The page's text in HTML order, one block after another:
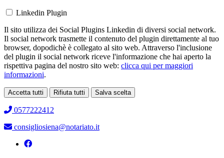
Linkedin Plugin
Il sito utilizza dei Social Plugins Linkedin di diversi social network.
Il social network trasmette il contenuto del plugin direttamente al tuo
browser, dopodichè è collegato al sito web. Attraverso l'inclusione
del plugin il social network riceve l'informazione che hai aperto la
rispettiva pagina del nostro sito web: clicca qui per maggiori
informazioni.
Accetta tutti Rifiuta tutti Salva scelta
0577222412
consigliosiena@notariato.it